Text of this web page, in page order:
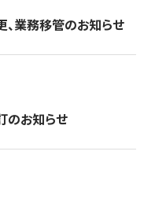
、業務移管のお知らせ
のお知らせ